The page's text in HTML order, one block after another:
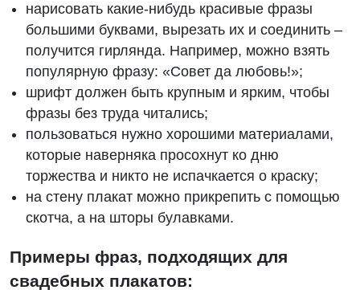
нарисовать какие-нибудь красивые фразы
большими буквами, вырезать их и соединить –
получится гирлянда. Например, можно взять
популярную фразу: «Совет да любовь!»;
шрифт должен быть крупным и ярким, чтобы
фразы без труда читались;
пользоваться нужно хорошими материалами,
которые наверняка просохнут ко дню
торжества и никто не испачкается о краску;
на стену плакат можно прикрепить с помощью
скотча, а на шторы булавками.
Примеры фраз, подходящих для
свадебных плакатов: